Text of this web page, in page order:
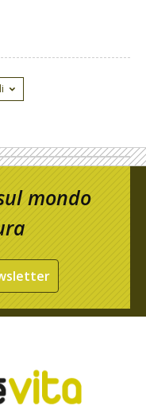
mondo